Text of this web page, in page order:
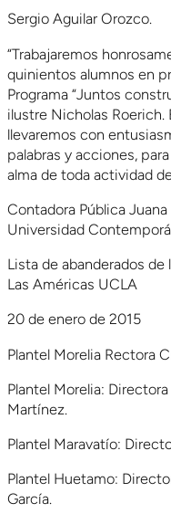
Sergio Aguilar Orozco.
“Trabajaremos
quinientos alumnos en
Programa “Juntos
ilustre Nicholas Roerich.
llevaremos con
palabras y acciones,
alma de toda actividad
Contadora Pública
Universidad
Lista de abanderados
Las Américas UCLA
20 de enero de 2015
Plantel Morelia Rectora
Plantel Morelia:
Martínez.
Plantel Maravatío:
Plantel Huetamo:
García.